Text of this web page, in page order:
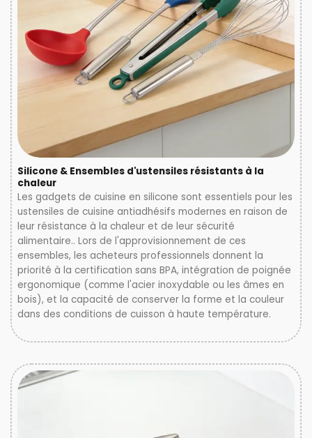
Silicone & Ensembles d'ustensiles résistants à la
chaleur
Les gadgets de cuisine en silicone sont essentiels pour les
ustensiles de cuisine antiadhésifs modernes en raison de
leur résistance à la chaleur et de leur sécurité
alimentaire.. Lors de l'approvisionnement de ces
ensembles, les acheteurs professionnels donnent la
priorité à la certification sans BPA, intégration de poignée
ergonomique (comme l'acier inoxydable ou les âmes en
bois), et la capacité de conserver la forme et la couleur
dans des conditions de cuisson à haute température.